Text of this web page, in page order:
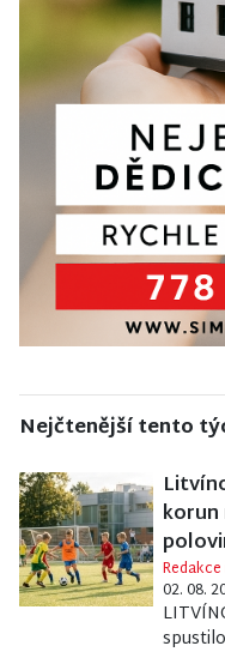
Nejčtenější tento
Redakce
02. 08.